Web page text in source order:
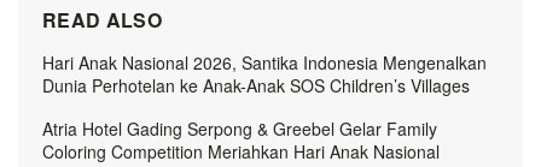
READ ALSO
Hari Anak Nasional 2026, Santika Indonesia Mengenalkan
Dunia Perhotelan ke Anak-Anak SOS Children’s Villages
Atria Hotel Gading Serpong & Greebel Gelar Family
Coloring Competition Meriahkan Hari Anak Nasional